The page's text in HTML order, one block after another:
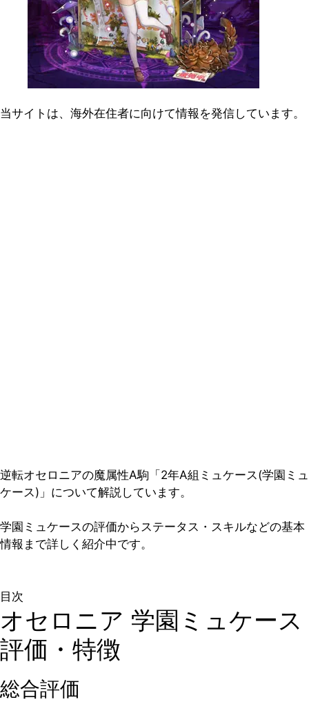
当サイトは、海外在住者に向けて情報を発信しています。
逆転オセロニアの魔属性A駒「2年A組ミュケース(学園ミュ
ケース)」について解説しています。
学園ミュケースの評価からステータス・スキルなどの基本
情報まで詳しく紹介中です。
目次
オセロニア 学園ミュケース
評価・特徴
総合評価